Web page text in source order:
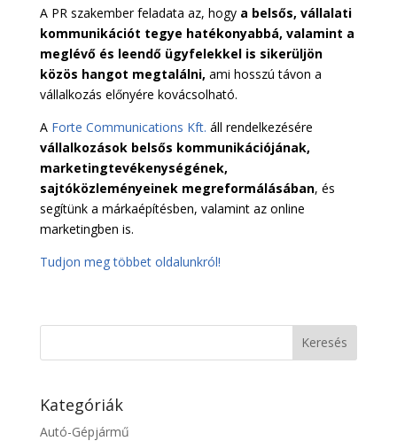
A PR szakember feladata az, hogy a belsős, vállalati
kommunikációt tegye hatékonyabbá, valamint a
meglévő és leendő ügyfelekkel is sikerüljön
közös hangot megtalálni, ami hosszú távon a
vállalkozás előnyére kovácsolható.
A Forte Communications Kft. áll rendelkezésére
vállalkozások belsős kommunikációjának,
marketingtevékenységének,
sajtóközleményeinek megreformálásában, és
segítünk a márkaépítésben, valamint az online
marketingben is.
Tudjon meg többet oldalunkról!
Kategóriák
Autó-Gépjármű